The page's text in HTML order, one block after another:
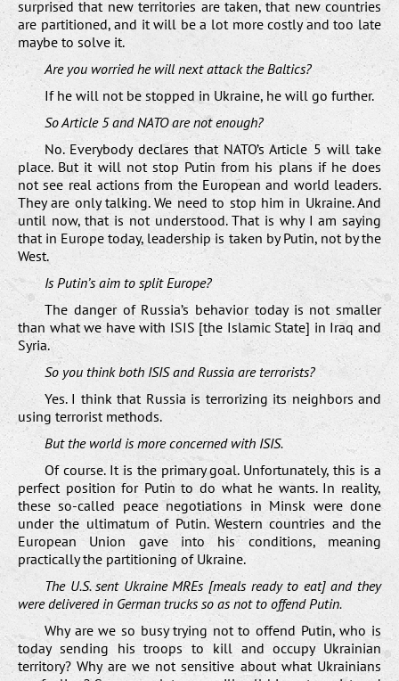
surprised that new territories are taken, that new countries
are partitioned, and it will be a lot more costly and too late
maybe to solve it.
Are you worried he will next attack the Baltics?
If he will not be stopped in Ukraine, he will go further.
So Article 5 and NATO are not enough?
No. Everybody declares that NATO’s Article 5 will take
place. But it will not stop Putin from his plans if he does
not see real actions from the European and world leaders.
They are only talking. We need to stop him in Ukraine. And
until now, that is not understood. That is why I am saying
that in Europe today, leadership is taken by Putin, not by the
West.
Is Putin’s aim to split Europe?
The danger of Russia’s behavior today is not smaller
than what we have with ISIS [the Islamic State] in Iraq and
Syria.
So you think both ISIS and Russia are terrorists?
Yes. I think that Russia is terrorizing its neighbors and
using terrorist methods.
But the world is more concerned with ISIS.
Of course. It is the primary goal. Unfortunately, this is a
perfect position for Putin to do what he wants. In reality,
these so-called peace negotiations in Minsk were done
under the ultimatum of Putin. Western countries and the
European Union gave into his conditions, meaning
practically the partitioning of Ukraine.
The U.S. sent Ukraine MREs [meals ready to eat] and they
were delivered in German trucks so as not to offend Putin.
Why are we so busy trying not to offend Putin, who is
today sending his troops to kill and occupy Ukrainian
territory? Why are we not sensitive about what Ukrainians